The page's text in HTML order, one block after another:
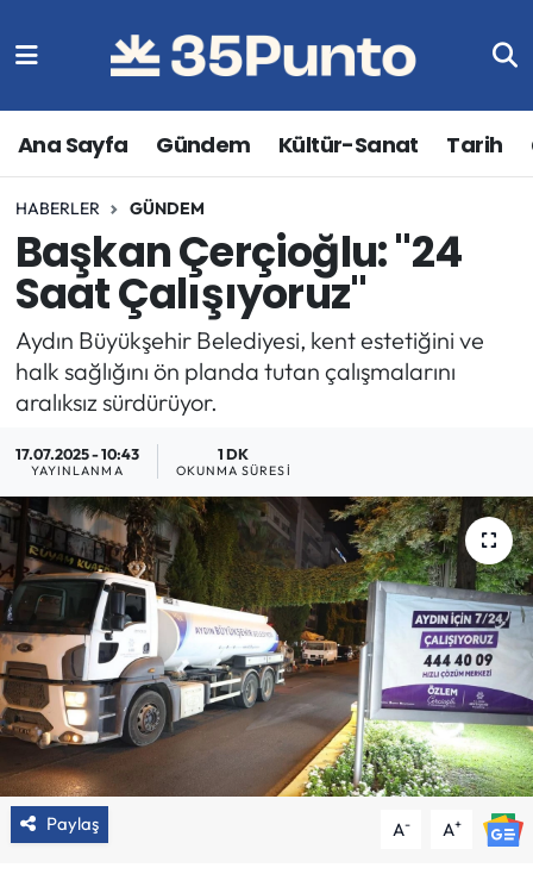
Ana Sayfa Gündem Kültür-Sanat Tarih
HABERLER GÜNDEM
Başkan Çerçioğlu: "24
Saat Çalışıyoruz"
Aydın Büyükşehir Belediyesi, kent estetiğini ve
halk sağlığını ön planda tutan çalışmalarını
aralıksız sürdürüyor.
17.07.2025 - 10:43
YAYINLANMA
1 DK
OKUNMA SÜRESI
Paylaş A- A+